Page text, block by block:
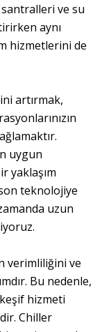
ve su
aynı
hizmetlerini de
artırmak,
uygun
yaklaşım
teknolojiye
uzun
verimliliğini ve
Bu nedenle,
hizmeti
Chiller